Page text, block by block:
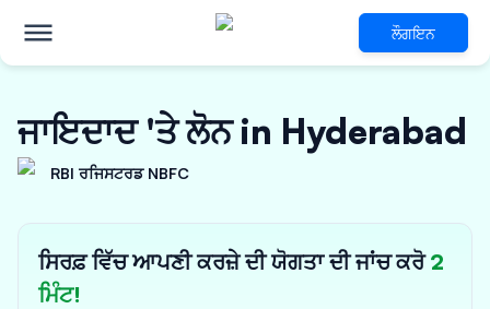
ਲੌਗਇਨ
ਜਾਇਦਾਦ 'ਤੇ ਲੋਨ in Hyderabad
RBI ਰਜਿਸਟਰਡ NBFC
ਸਿਰਫ਼ ਵਿੱਚ ਆਪਣੀ ਕਰਜ਼ੇ ਦੀ ਯੋਗਤਾ ਦੀ ਜਾਂਚ ਕਰੋ2
ਮਿੰਟ!